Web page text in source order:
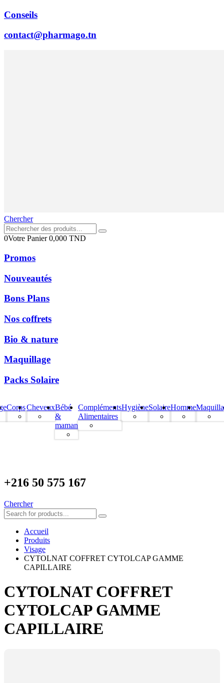
Conseils
contact@pharmago.tn
Chercher
0Votre Panier0,000 TND
Promos
Nouveautés
Bons Plans
Nos coffrets
Bio & nature
Maquillage
Packs Solaire
CorpsCheveuxBébé
&
maman
Compléments
Alimentaires
HygièneSolaireHomme
+216 50 575 167
Chercher
Accueil
Produits
Visage
CYTOLNAT COFFRET CYTOLCAP GAMME
CAPILLAIRE
CYTOLNAT COFFRET
CYTOLCAP GAMME
CAPILLAIRE